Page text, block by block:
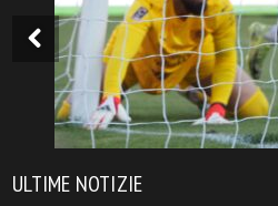
ULTIME NOTIZIE